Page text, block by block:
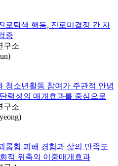
로탐색 행동, 진로미결정 간 자
증
구소
청소년활동 참여가 주관적 안녕
력성의 매개효과를 중심으로
구소
롭힘 피해 경험과 삶의 만족도
적 위축의 이중매개효과